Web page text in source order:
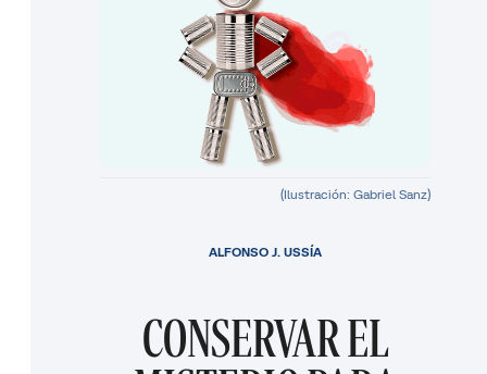
(Ilustración: Gabriel Sanz)
CONSERVAR EL
ALFONSO J. USSÍA